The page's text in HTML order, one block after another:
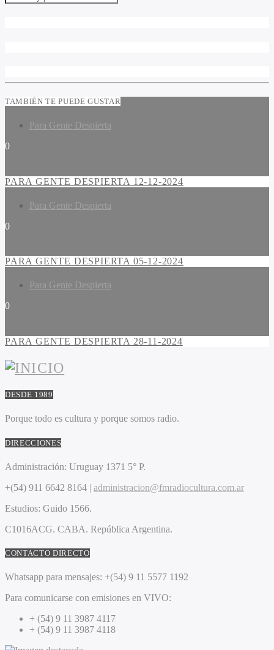
TAMBIÉN TE PUEDE GUSTAR
Para Gente Despierta
0
PARA GENTE DESPIERTA 12-12-2024
Para Gente Despierta
0
PARA GENTE DESPIERTA 05-12-2024
Para Gente Despierta
0
PARA GENTE DESPIERTA 28-11-2024
DESDE 1989
Porque todo es cultura y porque somos radio.
DIRECCIONES
Administración: Uruguay 1371 5° P.
+(54) 911 6642 8164 | administracion@fmradiocultura.com.ar
Estudios: Guido 1566.
C1016ACG. CABA. República Argentina.
CONTACTO DIRECTO
Whatsapp para mensajes: +(54) 9 11 5577 1192
Para comunicarse con emisiones en VIVO:
+ (54) 9 11 3987 4117
+ (54) 9 11 3987 4118